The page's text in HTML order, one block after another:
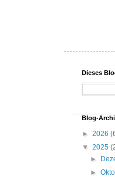
Dieses
Blog-
► 2026
▼ 2025
►
►